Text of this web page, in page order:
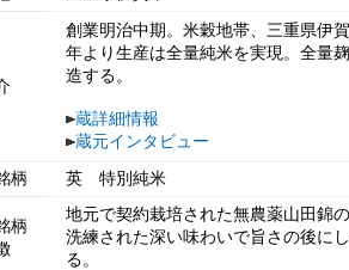
創業明治中期。米穀地帯、三重県伊
年より生産は全量純米を実現。全量
造する。
蔵詳細情報
蔵元インタビュー
柄
英 特別純米
柄
地元で契約栽培された無農薬山田錦
洗練された深い味わいで旨さの後に
る。